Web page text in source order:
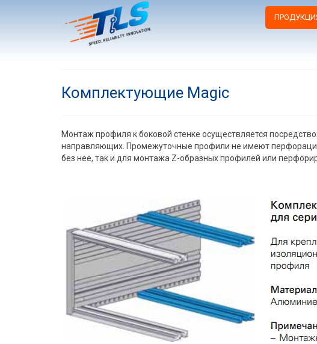
Комплектующие Magic
Монтаж профиля к боковой стенке осуществляется
направляющих. Промежуточные профили не имеют
без нее, так и для монтажа Z-образных профилей или